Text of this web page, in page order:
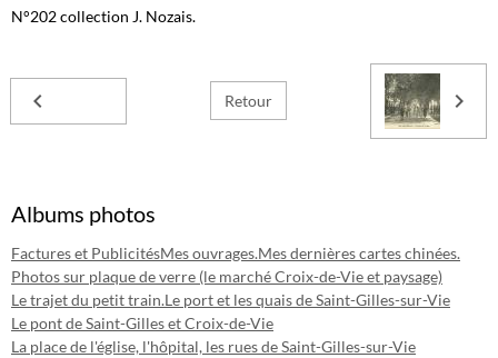
N°202 collection J. Nozais.
Retour
Albums photos
Factures et PublicitésMes ouvrages.Mes dernières cartes chinées.
Photos sur plaque de verre (le marché Croix-de-Vie et paysage)
Le trajet du petit train.Le port et les quais de Saint-Gilles-sur-Vie
Le pont de Saint-Gilles et Croix-de-Vie
La place de l'église, l'hôpital, les rues de Saint-Gilles-sur-Vie